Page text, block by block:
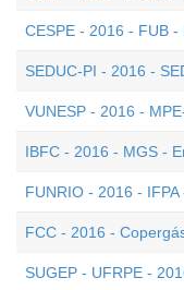
CESPE - 2016 - FUB
SEDUC-PI - 2016 -
VUNESP - 2016 -
IBFC - 2016 - MGS -
FUNRIO - 2016 -
FCC - 2016 -
SUGEP - UFRPE -